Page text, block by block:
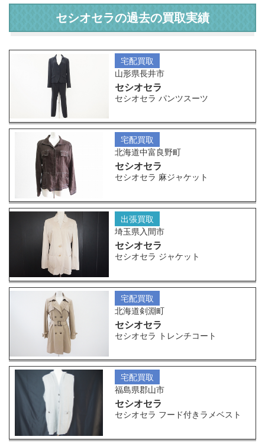
セシオセラの過去の買取実績
宅配買取
山形県長井市
セシオセラ
セシオセラ パンツスーツ
宅配買取
北海道中富良野町
セシオセラ
セシオセラ 麻ジャケット
出張買取
埼玉県入間市
セシオセラ
セシオセラ ジャケット
宅配買取
北海道剣淵町
セシオセラ
セシオセラ トレンチコート
宅配買取
福島県郡山市
セシオセラ
セシオセラ フード付きラメベスト